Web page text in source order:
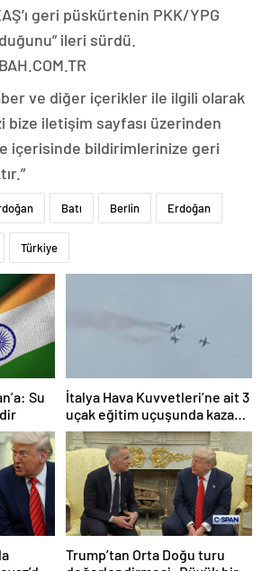
geri püskürtenin PKK/YPG
ileri sürdü.
ve diğer içerikler ile ilgili olarak
bize iletişim sayfası üzerinden
içerisinde bildirimlerinize geri
Batı Berlin Erdoğan
Türkiye
Su
İtalya Hava Kuvvetleri’ne ait 3
uçak eğitim uçuşunda kaza
yaptı
Trump’tan Orta Doğu turu